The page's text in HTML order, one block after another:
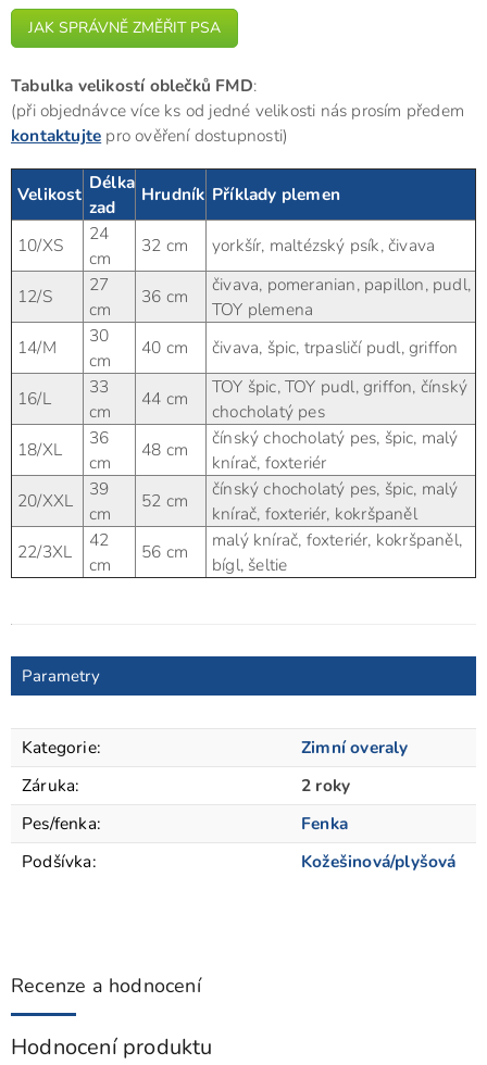
JAK SPRÁVNĚ ZMĚŘIT PSA
Tabulka velikostí oblečků FMD:
(při objednávce více ks od jedné velikosti nás prosím předem
kontaktujte pro ověření dostupnosti)
Velikost
Délka
zad
Hrudník Příklady plemen
10/XS
24
cm
32 cm yorkšír, maltézský psík, čivava
12/S
27
cm
36 cm
čivava, pomeranian, papillon, pudl,
TOY plemena
14/M
30
cm
40 cm čivava, špic, trpasličí pudl, griffon
16/L
33
cm
44 cm
TOY špic, TOY pudl, griffon, čínský
chocholatý pes
18/XL
36
cm
48 cm
čínský chocholatý pes, špic, malý
knírač, foxteriér
20/XXL
39
cm
52 cm
čínský chocholatý pes, špic, malý
knírač, foxteriér, kokršpaněl
22/3XL
42
cm
56 cm
malý knírač, foxteriér, kokršpaněl,
bígl, šeltie
Parametry
Kategorie:
Zimní overaly
Záruka:
2 roky
Pes/fenka:
Fenka
Podšívka: Kožešinová/plyšová
Recenze a hodnocení
Hodnocení produktu